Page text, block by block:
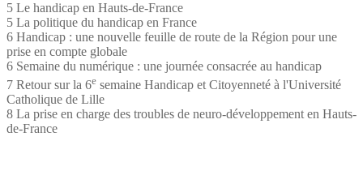
5 Le handicap en Hauts-de-France
5 La politique du handicap en France
6 Handicap : une nouvelle feuille de route de la Région pour une
prise en compte globale
6 Semaine du numérique : une journée consacrée au handicap
7 Retour sur la 6e semaine Handicap et Citoyenneté à l'Université
Catholique de Lille
8 La prise en charge des troubles de neuro-développement en Hauts-
de-France